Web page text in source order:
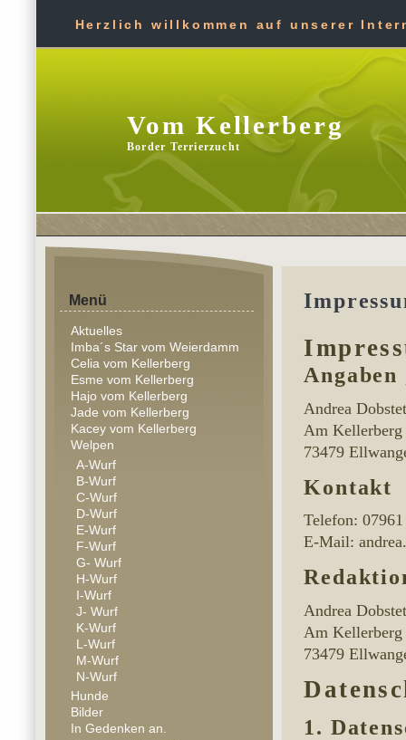
Herzlich willkommen auf unserer
Vom Kellerberg
Border Terrierzucht
Angaben
Andrea
Am Kellerberg
73479
Kontakt
Telefon:
E-Mail:
Andrea
Am Kellerberg
73479
1.
Menü
Aktuelles
Imba´s Star vom Weierdamm
Celia vom Kellerberg
Esme vom Kellerberg
Hajo vom Kellerberg
Jade vom Kellerberg
Kacey vom Kellerberg
Welpen
A-Wurf
B-Wurf
C-Wurf
D-Wurf
E-Wurf
F-Wurf
G- Wurf
H-Wurf
I-Wurf
J- Wurf
K-Wurf
L-Wurf
M-Wurf
N-Wurf
Hunde
Bilder
In Gedenken an.